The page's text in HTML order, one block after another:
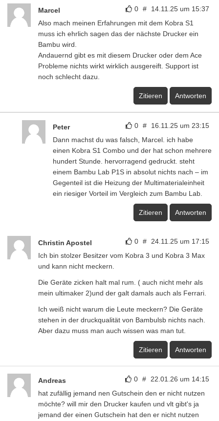
0 # 14.11.25 um 15:37
Marcel
Also mach meinen Erfahrungen mit dem Kobra S1
muss ich ehrlich sagen das der nächste Drucker ein
Bambu wird.
Andauernd gibt es mit diesem Drucker oder dem Ace
Probleme nichts wirkt wirklich ausgereift. Support ist
noch schlecht dazu.
Zitieren Antworten
0 # 16.11.25 um 23:15
Peter
Dann machst du was falsch, Marcel. ich habe
einen Kobra S1 Combo und der hat schon mehrere
hundert Stunde. hervorragend gedruckt. steht
einem Bambu Lab P1S in absolut nichts nach – im
Gegenteil ist die Heizung der Multimaterialeinheit
ein riesiger Vorteil im Vergleich zum Bambu Lab.
Zitieren Antworten
0 # 24.11.25 um 17:15
Christin Apostel
Ich bin stolzer Besitzer vom Kobra 3 und Kobra 3 Max
und kann nicht meckern.
Die Geräte zicken halt mal rum. ( auch nicht mehr als
mein ultimaker 2)und der galt damals auch als Ferrari.
Ich weiß nicht warum die Leute meckern? Die Geräte
stehen in der druckqualität von Bambulsb nichts nach.
Aber dazu muss man auch wissen was man tut.
Zitieren Antworten
0 # 22.01.26 um 14:15
Andreas
hat zufällig jemand nen Gutschein den er nicht nutzen
möchte? will mir den Drucker kaufen und vlt gibt's ja
jemand der einen Gutschein hat den er nicht nutzen